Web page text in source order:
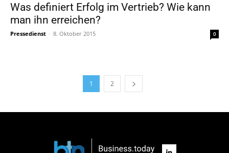
Was definiert Erfolg im Vertrieb? Wie kann
man ihn erreichen?
Pressedienst - 8. Oktober 2015 0
1 2